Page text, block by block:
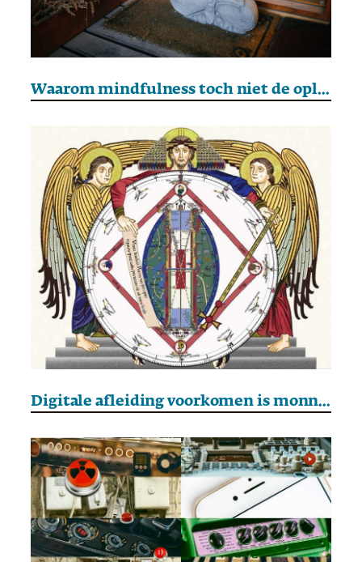
Waarom mindfulness toch niet de oplossing is voor al onze problemen
Digitale afleiding voorkomen is monnikenwerk